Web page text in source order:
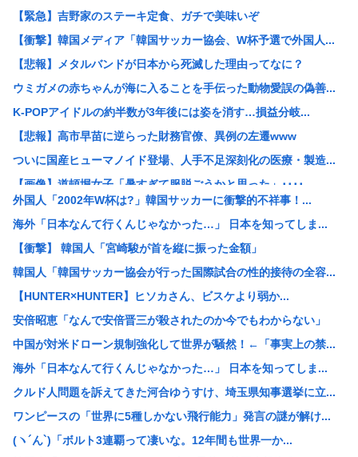
【緊急】吉野家のステーキ定食、ガチで美味いぞ
【衝撃】韓国メディア「韓国サッカー協会、W杯予選で外国人...
【悲報】メタルバンドが日本から死滅した理由ってなに？
ウミガメの赤ちゃんが海に入ることを手伝った動物愛誤の偽善...
K-POPアイドルの約半数が3年後には姿を消す…損益分岐...
【悲報】高市早苗に逆らった財務官僚、異例の左遷www
ついに国産ヒューマノイド登場、人手不足深刻化の医療・製造...
【画像】道頓堀女子「暑すぎて服脱ごうかと思った」････...
【悲報】NISA民、『オルカン』『S&P500』『NAS...
【悲報】お弁当屋さん、消費税が下がっても値段据え置き
【画像】スレンダー美脚、とんでもないダンスを披露してしま...
高市総理と対話の避難所代表者「避難所の生活は至れり尽くせ...
【速報】注文厨の女を逮捕
【画像】片山さつき（67）ちゃんの防災服www
【衝撃】メイウェザー「恵まれない子へ募金？そいつらが俺に...
【悲報】中国の街並み、日本に汚染されすぎて終わるwww
【悲報】カラオケ上手いヤツと歌上手いヤツ、ガチで別物ww...
「高卒、大卒、院卒とか関係無しに扱う」とお偉方に言われた...
ネット販売…「品切れ前に買うと満足感」集英社オンラインシ...
外国人「2002年W杯は?」韓国サッカーに衝撃的不祥事！...
海外「日本なんて行くんじゃなかった…」 日本を知ってしま...
【衝撃】 韓国人「宮崎駿が首を縦に振った金額」
韓国人「韓国サッカー協会が行った国際試合の性的接待の全容...
【HUNTER×HUNTER】ヒソカさん、ビスケより弱か...
安倍昭恵「なんで安倍晋三が殺されたのか今でもわからない」
中国が対米ドローン規制強化して世界が騒然！←「事実上の禁...
海外「日本なんて行くんじゃなかった…」 日本を知ってしま...
クルド人問題を訴えてきた河合ゆうすけ、埼玉県知事選挙に立...
ワンピースの「世界に5種しかない飛行能力」発言の謎が解け...
(ヽ´ん`)「ボルト3連覇って凄いな。12年間も世界一か...